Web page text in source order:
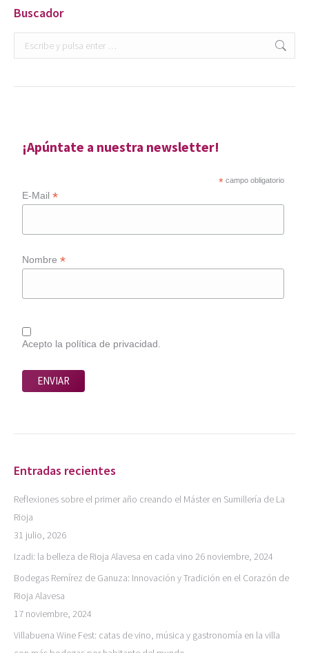
Buscador
Buscar:
¡Apúntate a nuestra newsletter!
* campo obligatorio
E-Mail*
Nombre*
Acepto la política de privacidad.
Entradas recientes
Reflexiones sobre el primer año creando el Máster en Sumillería de La
Rioja
31 julio, 2026
Izadi: la belleza de Rioja Alavesa en cada vino 26 noviembre, 2024
Bodegas Remírez de Ganuza: Innovación y Tradición en el Corazón de
Rioja Alavesa
17 noviembre, 2024
Villabuena Wine Fest: catas de vino, música y gastronomía en la villa